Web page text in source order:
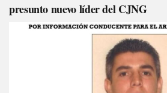
presunto nuevo líder del CJNG